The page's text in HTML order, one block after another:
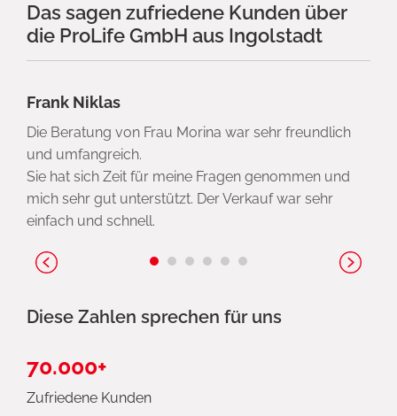
Das sagen zufriedene Kunden über
die ProLife GmbH aus Ingolstadt
Frank Niklas
Die Beratung von Frau Morina war sehr freundlich
und umfangreich.
Sie hat sich Zeit für meine Fragen genommen und
mich sehr gut unterstützt. Der Verkauf war sehr
einfach und schnell.
Diese Zahlen sprechen für uns
70.000+
Zufriedene Kunden